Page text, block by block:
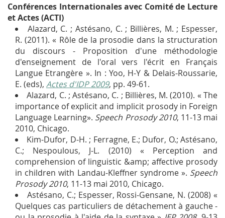
Conférences Internationales avec Comité de Lecture
et Actes (ACTI)
Alazard, C. ; Astésano, C. ; Billières, M. ; Espesser,
R. (2011). « Rôle de la prosodie dans la structuration
du discours - Proposition d'une méthodologie
d'enseignement de l'oral vers l'écrit en Français
Langue Etrangère ». In : Yoo, H-Y & Delais-Roussarie,
E. (eds), Actes d'IDP 2009, pp. 49-61.
Alazard, C. ; Astésano, C. ; Billières, M. (2010). « The
importance of explicit and implicit prosody in Foreign
Language Learning». Speech Prosody 2010, 11-13 mai
2010, Chicago.
Kim-Dufor, D-H. ; Ferragne, E.; Dufor, O.; Astésano,
C.; Nespoulous, J-L. (2010) « Perception and
comprehension of linguistic &amp; affective prosody
in children with Landau-Kleffner syndrome ». Speech
Prosody 2010, 11-13 mai 2010, Chicago.
Astésano, C.; Espesser, Rossi-Gensane, N. (2008) «
Quelques cas particuliers de détachement à gauche -